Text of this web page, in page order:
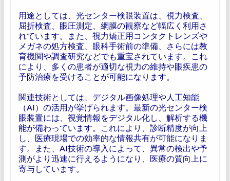
用途としては、光センター検眼装置は、視力検査、
屈折検査、眼圧測定、網膜の観察など幅広く利用さ
れています。また、視力矯正用コンタクトレンズや
メガネの処方検査、眼科手術前の準備、さらには教
育機関や調査研究などでも重宝されています。これ
により、多くの患者が適切な視力の維持や眼疾患の
予防治療を受けることが可能になります。
関連技術としては、デジタル画像処理や人工知能
（AI）の活用が挙げられます。最新の光センター検
眼装置には、視覚情報をデジタル化し、解析する機
能が備わっています。これにより、診断精度が向上
し、医療現場での効率的な情報共有が可能になりま
す。また、AI技術の導入によって、異常の検出や予
測がより迅速に行えるようになり、医療の質向上に
寄与しています。